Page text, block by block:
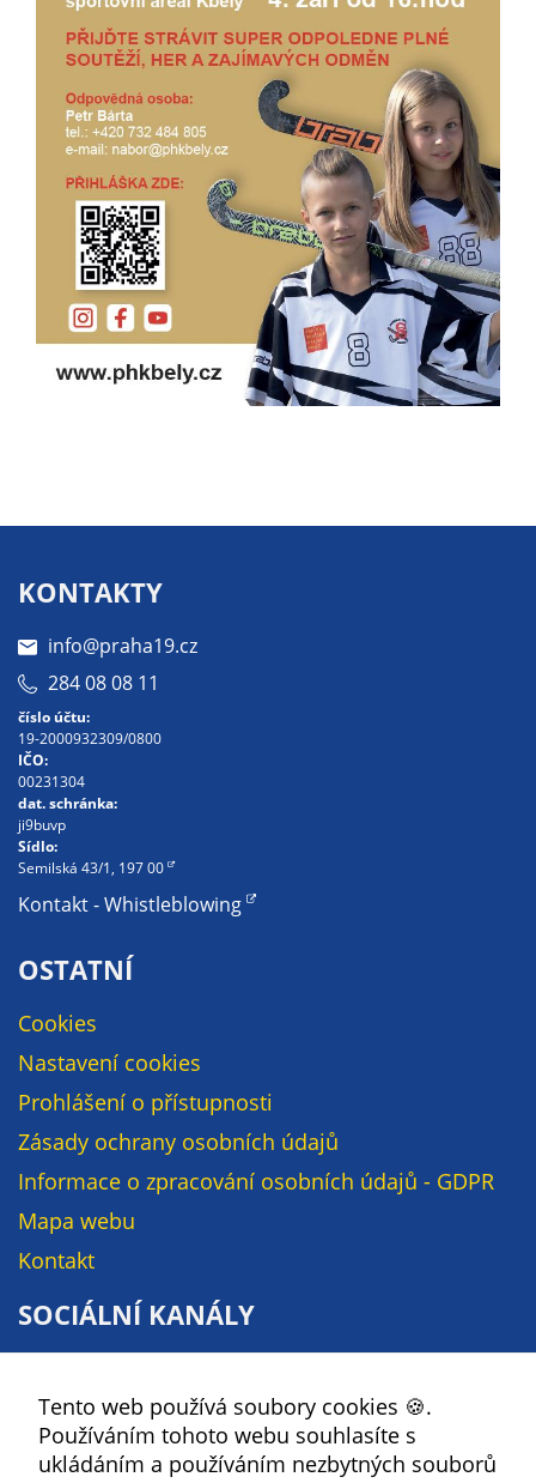
KONTAKTY
info@praha19.cz
284 08 08 11
číslo účtu:
19-2000932309/0800
IČO:
00231304
dat. schránka:
ji9buvp
Sídlo:
Semilská 43/1, 197 00
Kontakt - Whistleblowing
OSTATNÍ
Cookies
Nastavení cookies
Prohlášení o přístupnosti
Zásady ochrany osobních údajů
Informace o zpracování osobních údajů - GDPR
Mapa webu
Kontakt
SOCIÁLNÍ KANÁLY
YouTube
Instagram
Tento web používá soubory cookies 🍪.
Používáním tohoto webu souhlasíte s
ukládáním a používáním nezbytných souborů
tomu můžeme
vytvářet profily
založené na Vašich
zájmech, tak zvané
pseudonymizované
profily. Na základě
těchto informací
není zpravidla
možná
bezprostřední
identifikace Vaší
osoby, protože jsou
používány pouze
pseudonymizované
a reklam